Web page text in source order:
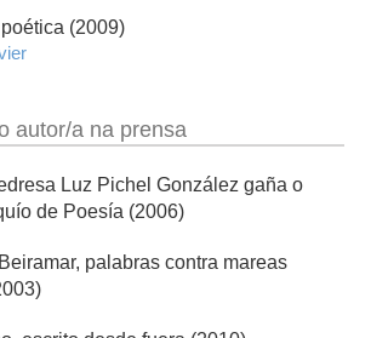
(2009)
autor/a na prensa
Luz Pichel González gaña o
de Poesía (2006)
palabras contra mareas